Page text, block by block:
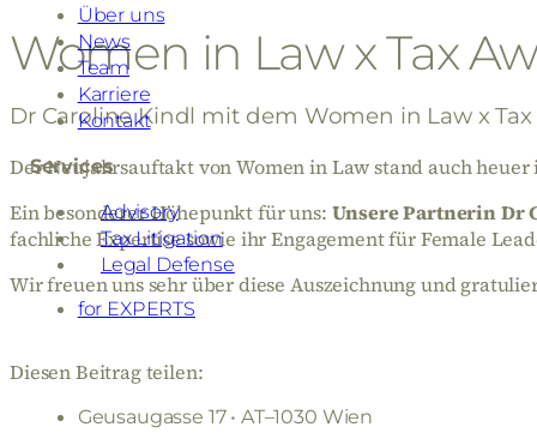
Geusaugasse 17 • AT–1030 Wien
Über uns
News
Team
Karriere
Kontakt
Services
Advisory
Tax Litigation
Legal Defense
for EXPERTS
Women in Law x Tax
Dr Caroline Kindl mit dem Women in Law x
Der Neujahrsauftakt von Women in Law stand auch
Ein besonderer Höhepunkt für uns: Unsere Partnerin Dr
fachliche Expertise sowie ihr Engagement für Female
Wir freuen uns sehr über diese Auszeichnung und
Diesen Beitrag teilen: